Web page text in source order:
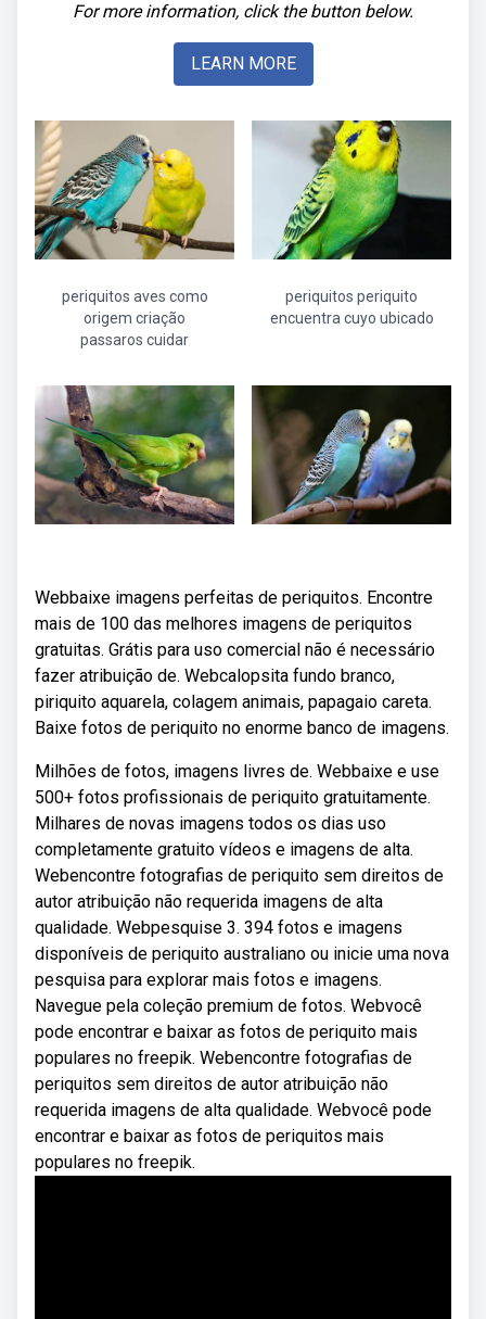
For more information, click the button below.
LEARN MORE
periquitos aves como
origem criação
passaros cuidar
periquitos periquito
encuentra cuyo ubicado
Webbaixe imagens perfeitas de periquitos. Encontre
mais de 100 das melhores imagens de periquitos
gratuitas. Grátis para uso comercial não é necessário
fazer atribuição de. Webcalopsita fundo branco,
piriquito aquarela, colagem animais, papagaio careta.
Baixe fotos de periquito no enorme banco de imagens.
Milhões de fotos, imagens livres de. Webbaixe e use
500+ fotos profissionais de periquito gratuitamente.
Milhares de novas imagens todos os dias uso
completamente gratuito vídeos e imagens de alta.
Webencontre fotografias de periquito sem direitos de
autor atribuição não requerida imagens de alta
qualidade. Webpesquise 3. 394 fotos e imagens
disponíveis de periquito australiano ou inicie uma nova
pesquisa para explorar mais fotos e imagens.
Navegue pela coleção premium de fotos. Webvocê
pode encontrar e baixar as fotos de periquito mais
populares no freepik. Webencontre fotografias de
periquitos sem direitos de autor atribuição não
requerida imagens de alta qualidade. Webvocê pode
encontrar e baixar as fotos de periquitos mais
populares no freepik.